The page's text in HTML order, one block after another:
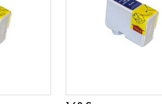
ADICIONAR AO CARRINHO